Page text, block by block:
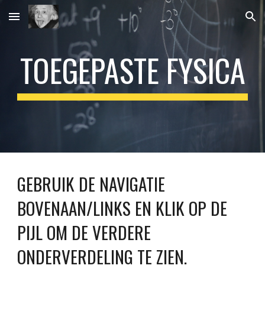
Skip to main content Skip to navigation
TOEGEPASTE FYSICA
GEBRUIK DE NAVIGATIE
BOVENAAN/LINKS EN KLIK OP DE
PIJL OM DE VERDERE
ONDERVERDELING TE ZIEN.